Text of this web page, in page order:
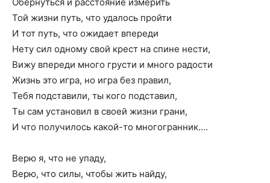
Той жизни путь, что удалось пройти
И тот путь, что ожидает впереди
Нету сил одному свой крест на спине нести,
Вижу впереди много грусти и много радости
Жизнь это игра, но игра без правил,
Тебя подставили, ты кого подставил,
Ты сам установил в своей жизни грани,
И что получилось какой-то многогранник….
Верю я, что не упаду,
Верю, что силы, чтобы жить найду,